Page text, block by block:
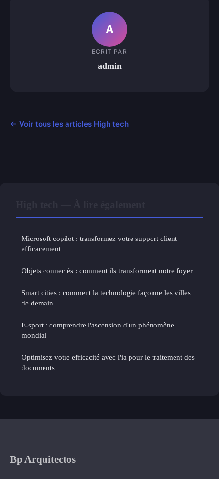
A
ECRIT PAR
admin
← Voir tous les articles High tech
Microsoft copilot : transformez votre support client
efficacement
Objets connectés : comment ils transforment notre foyer
Smart cities : comment la technologie façonne les villes
de demain
E-sport : comprendre l'ascension d'un phénomène
mondial
Optimisez votre efficacité avec l'ia pour le traitement des
documents
Bp Arquitectos